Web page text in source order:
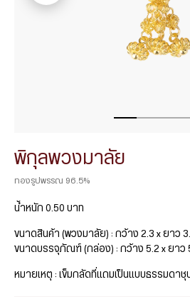
พิกุลพวงมาลัย
ทองรูปพรรณ 96.5%
น้ำหนัก 0.50 บาท
ขนาดสินค้า (พวงมาลัย) : กว้าง 2.3 x ยาว
ขนาดบรรจุภัณฑ์ (กล่อง) : กว้าง 5.2 x ยาว
หมายเหตุ : เข็มกลัดที่แถมเป็นแบบธรรมดาชุ